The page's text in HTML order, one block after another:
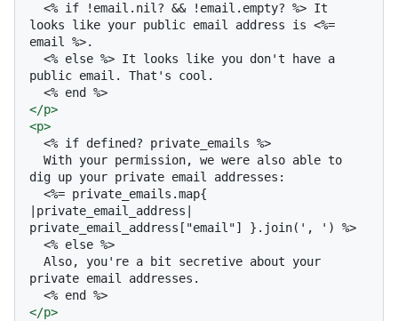
looks like your public email address is <%=
email %>.
public email. That's cool.
</p>
<p>
dig up your private email addresses:
|private_email_address|
private_email_address["email"] }.join(', ') %>
private email addresses.
</p>